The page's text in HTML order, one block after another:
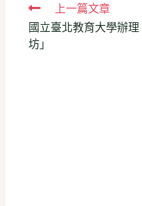
Read
more
articles
上一篇文章
國立臺北教育大學辦
坊」